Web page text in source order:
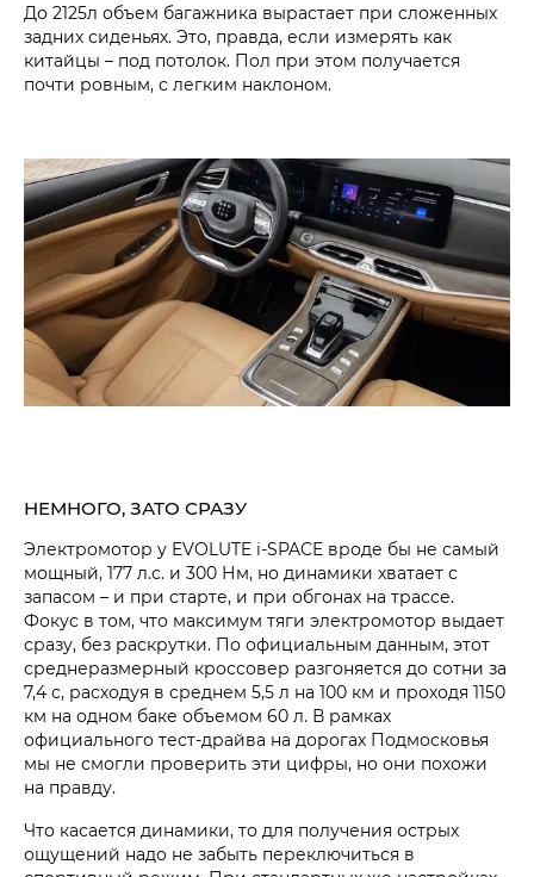
До 2125л объем багажника вырастает при сложенных
задних сиденьях. Это, правда, если измерять как
китайцы – под потолок. Пол при этом получается
почти ровным, с легким наклоном.
НЕМНОГО, ЗАТО СРАЗУ
Электромотор у EVOLUTE i‑SPACE вроде бы не самый
мощный, 177 л.с. и 300 Нм, но динамики хватает с
запасом – и при старте, и при обгонах на трассе.
Фокус в том, что максимум тяги электромотор выдает
сразу, без раскрутки. По официальным данным, этот
среднеразмерный кроссовер разгоняется до сотни за
7,4 с, расходуя в среднем 5,5 л на 100 км и проходя 1150
км на одном баке объемом 60 л. В рамках
официального тест-драйва на дорогах Подмосковья
мы не смогли проверить эти цифры, но они похожи
на правду.
Что касается динамики, то для получения острых
ощущений надо не забыть переключиться в